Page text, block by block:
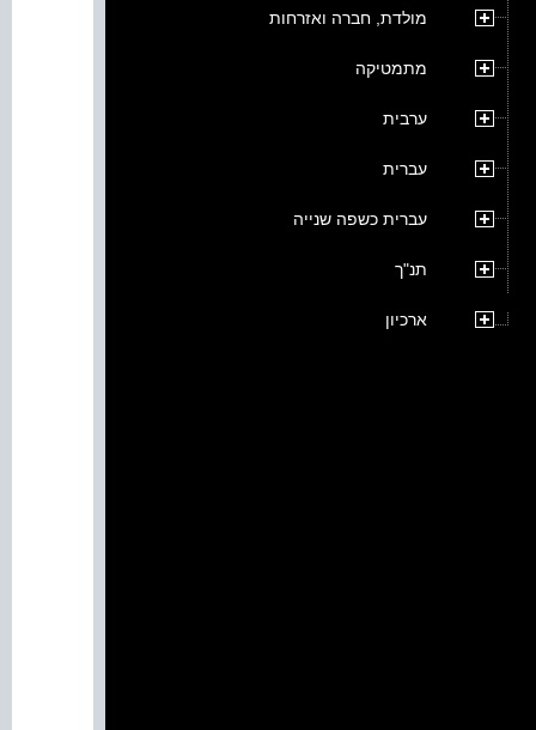
מולדת, חברה ואזרחות
מתמטיקה
ערבית
עברית
עברית כשפה שנייה
תנ"ך
ארכיון